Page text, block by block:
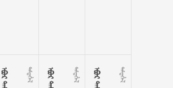
  